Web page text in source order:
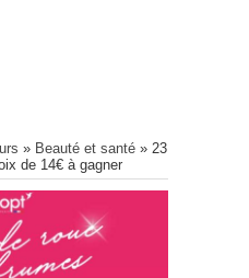
» Beauté et santé » 23
de 14€ à gagner